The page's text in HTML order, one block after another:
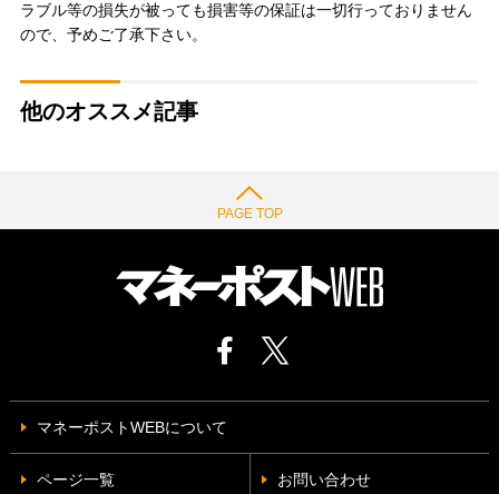
ラブル等の損失が被っても損害等の保証は一切行っておりません
ので、予めご了承下さい。
他のオススメ記事
PAGE TOP
マネーポストWEBについて
ページ一覧 お問い合わせ